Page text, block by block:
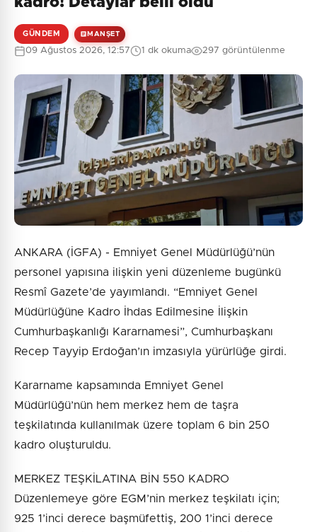
Güvenlik Sorusu:
2 + 4 = ?
Gönder
GÜNDEM MANŞET
09 Ağustos 2026, 12:57 1 dk okuma 297 görüntülenme
ANKARA (İGFA) - Emniyet Genel Müdürlüğü’nün
personel yapısına ilişkin yeni düzenleme bugünkü
Resmî Gazete’de yayımlandı. “Emniyet Genel
Müdürlüğüne Kadro İhdas Edilmesine İlişkin
Cumhurbaşkanlığı Kararnamesi”, Cumhurbaşkanı
Recep Tayyip Erdoğan’ın imzasıyla yürürlüğe girdi.
Kararname kapsamında Emniyet Genel
Müdürlüğü’nün hem merkez hem de taşra
teşkilatında kullanılmak üzere toplam 6 bin 250
kadro oluşturuldu.
MERKEZ TEŞKİLATINA BİN 550 KADRO
Düzenlemeye göre EGM’nin merkez teşkilatı için;
925 1’inci derece başmüfettiş, 200 1’inci derece